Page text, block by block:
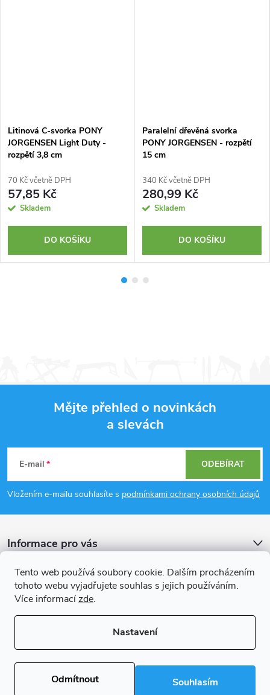
Tento web používá soubory cookie. Dalším procházením
tohoto webu vyjadřujete souhlas s jejich používáním.
Více informacízde.
Nastavení
Odmítnout Souhlasím
Litinová C-svorka PONY
JORGENSEN Light Duty -
rozpětí 3,8 cm
70 Kč včetně DPH
57,85 Kč
Skladem
DO KOŠÍKU
Paralelní dřevěná svorka
PONY JORGENSEN - rozpětí
15 cm
340 Kč včetně DPH
280,99 Kč
Skladem
DO KOŠÍKU
p
a
t
Mějte přehled o novinkách
a slevách
E-mail
Vložením e-mailu souhlasíte s podmínkami ochrany osobních údajů
ODEBÍRAT
Informace pro vás
Přijímáme online platby
Copyright 2026Rockfast.cz. Všechna práva vyhrazena.Upravit nastavení
cookies